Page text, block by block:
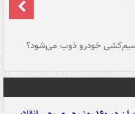
خودرو ذوب می‌شود؟